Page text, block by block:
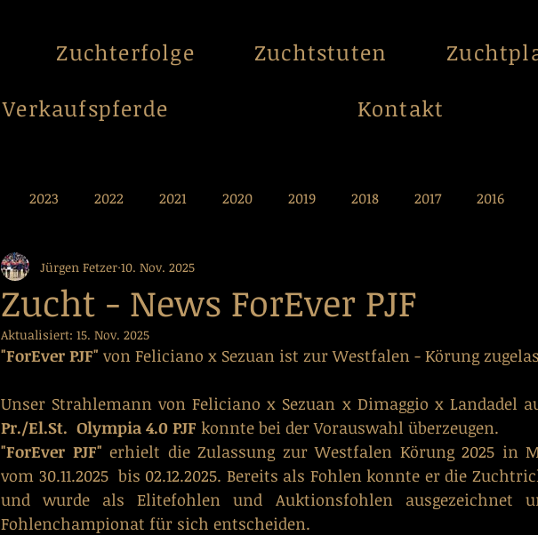
Zuchterfolge Zuchtstuten
Verkaufspferde
Kontakt
2023 2022 2021 2020 2019 2018 2017 2016
2011 2010 2009
Zucht - News ForEver PJF
Jürgen Fetzer 10. Nov. 2025
Aktualisiert: 15. Nov. 2025
"ForEver PJF" von Feliciano x Sezuan ist zur Westfalen - Körung
Unser Strahlemann von Feliciano x Sezuan x Dimaggio x Landadel
Pr./El.St.  Olympia 4.0 PJF konnte bei der Vorauswahl überzeugen.
"ForEver PJF" erhielt die Zulassung zur Westfalen Körung 2025 in
vom 30.11.2025  bis 02.12.2025. Bereits als Fohlen konnte er die
und wurde als Elitefohlen und Auktionsfohlen ausgezeichnet
Fohlenchampionat für sich entscheiden.